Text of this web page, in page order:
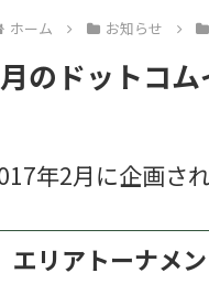
ホーム お知らせ
のドットコ
年2月に企画さ
エリアトーナメ